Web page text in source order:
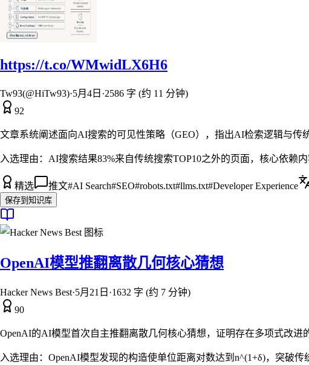
https://t.co/WMwidLX6H6
Tw93(@HiTw93)·5月4日 ·2586 字 (约 11 分钟)
92
文章系统阐述面向AI搜索的可见性策略（GEO），指出AI检索逻辑与传
入选理由： AI搜索结果83%来自传统搜索TOP10之外的页面，核心依赖
精选 推文#AI Search#SEO#robots.txt#llms.txt#Developer Experience
保存到知识库
OpenAI模型推翻离散几何核心猜想
Hacker News Best·5月21日 ·1632 字 (约 7 分钟)
90
OpenAI的AI模型首次自主推翻离散几何核心猜想，证明存在多项式改进
入选理由： OpenAI模型发现的构造使单位距离对数达到n^(1+δ)，突破传